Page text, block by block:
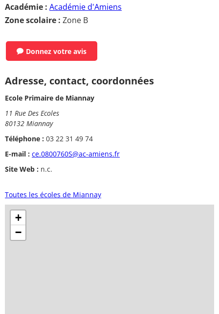
Académie : Académie d'Amiens
Zone scolaire : Zone B
Donnez votre avis
Adresse, contact, coordonnées
Ecole Primaire de Miannay
11 Rue Des Ecoles
80132 Miannay
Téléphone : 03 22 31 49 74
E-mail : ce.0800760S@ac-amiens.fr
Site Web : n.c.
Toutes les écoles de Miannay
+
−